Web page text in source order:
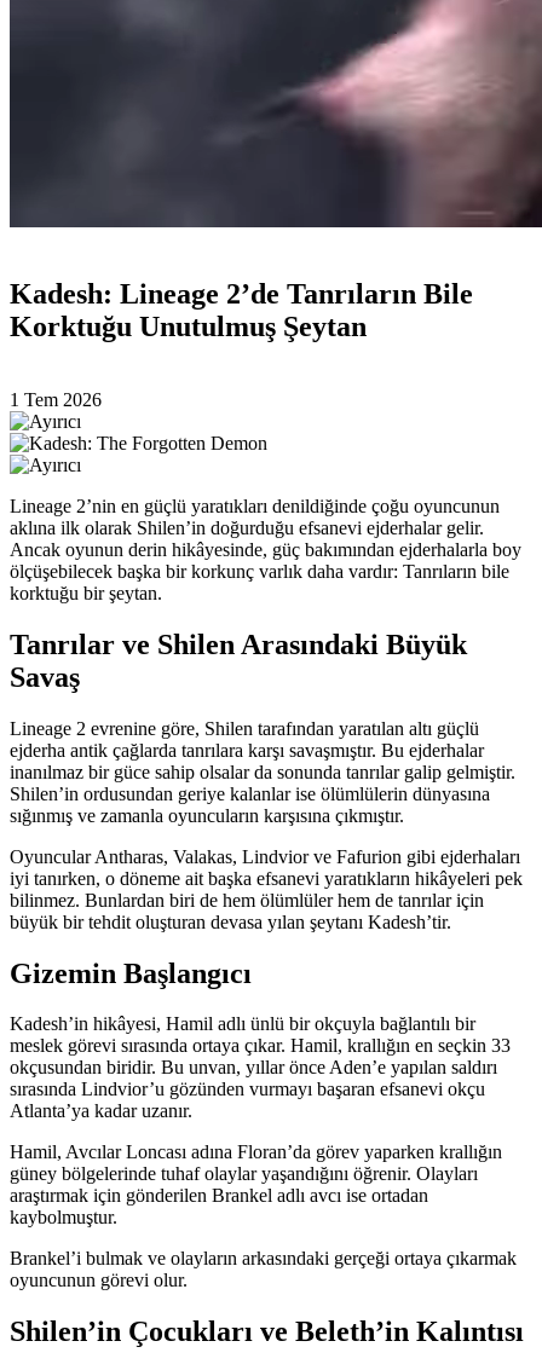
Kadesh: Lineage 2’de Tanrıların Bile
Korktuğu Unutulmuş Şeytan
1 Tem 2026
Lineage 2’nin en güçlü yaratıkları denildiğinde çoğu oyuncunun
aklına ilk olarak Shilen’in doğurduğu efsanevi ejderhalar gelir.
Ancak oyunun derin hikâyesinde, güç bakımından ejderhalarla boy
ölçüşebilecek başka bir korkunç varlık daha vardır: Tanrıların bile
korktuğu bir şeytan.
Tanrılar ve Shilen Arasındaki Büyük
Savaş
Lineage 2 evrenine göre, Shilen tarafından yaratılan altı güçlü
ejderha antik çağlarda tanrılara karşı savaşmıştır. Bu ejderhalar
inanılmaz bir güce sahip olsalar da sonunda tanrılar galip gelmiştir.
Shilen’in ordusundan geriye kalanlar ise ölümlülerin dünyasına
sığınmış ve zamanla oyuncuların karşısına çıkmıştır.
Oyuncular Antharas, Valakas, Lindvior ve Fafurion gibi ejderhaları
iyi tanırken, o döneme ait başka efsanevi yaratıkların hikâyeleri pek
bilinmez. Bunlardan biri de hem ölümlüler hem de tanrılar için
büyük bir tehdit oluşturan devasa yılan şeytanı Kadesh’tir.
Gizemin Başlangıcı
Kadesh’in hikâyesi, Hamil adlı ünlü bir okçuyla bağlantılı bir
meslek görevi sırasında ortaya çıkar. Hamil, krallığın en seçkin 33
okçusundan biridir. Bu unvan, yıllar önce Aden’e yapılan saldırı
sırasında Lindvior’u gözünden vurmayı başaran efsanevi okçu
Atlanta’ya kadar uzanır.
Hamil, Avcılar Loncası adına Floran’da görev yaparken krallığın
güney bölgelerinde tuhaf olaylar yaşandığını öğrenir. Olayları
araştırmak için gönderilen Brankel adlı avcı ise ortadan
kaybolmuştur.
Brankel’i bulmak ve olayların arkasındaki gerçeği ortaya çıkarmak
oyuncunun görevi olur.
Shilen’in Çocukları ve Beleth’in Kalıntısı